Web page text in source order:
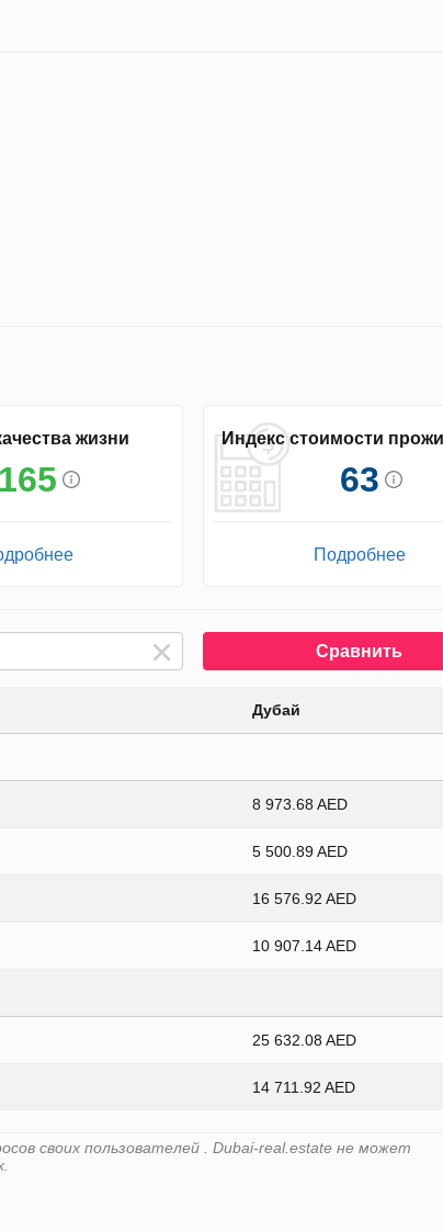
жизни
165
Индекс стоимости
63
Подробнее
Сравнить
Дубай
8 973.68 AED
5 500.89 AED
16 576.92 AED
10 907.14 AED
25 632.08 AED
14 711.92 AED
своих пользователей . Dubai-real.estate не может